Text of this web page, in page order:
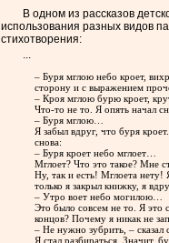
В одном из рассказов
использования разных видов
стихотворения:
...
– Буря мглою небо кроет,
сторону и с выражением
– Кроя мглою бурю кроет,
Что-то не то. Я опять начал
– Буря мглою…
Я забыл вдруг, что буря
снова:
– Буря кроет небо мглоет…
Мглоет? Что это такое? Мне
Ну, так и есть! Мглоета нету!
только я закрыл книжку, я
– Утро воет небо могилою…
Это было совсем не то. Я это
концов? Почему я никак не
– Не нужно зубрить, – сказал
Я стал разбираться. Значит,